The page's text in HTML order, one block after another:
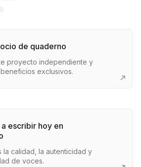
de quaderno
proyecto independiente y
exclusivos.
escribir hoy en
la calidad, la autenticidad y
de voces.